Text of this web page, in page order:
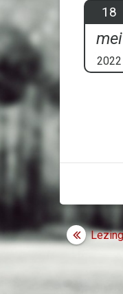
18
mei
2022
Bericht